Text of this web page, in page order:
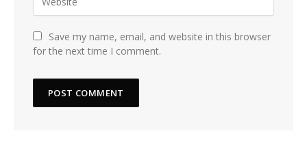
Save my name, email, and website in this browser
for the next time I comment.